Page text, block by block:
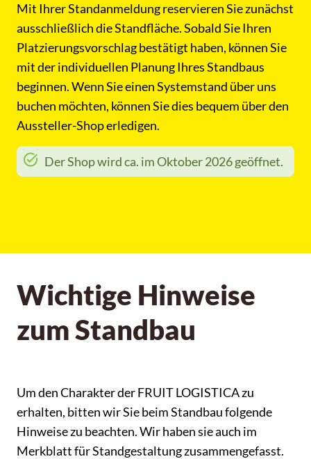
Mit Ihrer Standanmeldung reservieren Sie zunächst
ausschließlich die Standfläche. Sobald Sie Ihren
Platzierungsvorschlag bestätigt haben, können Sie
mit der individuellen Planung Ihres Standbaus
beginnen. Wenn Sie einen Systemstand über uns
buchen möchten, können Sie dies bequem über den
Aussteller-Shop erledigen.
Der Shop wird ca. im Oktober 2026 geöffnet.
Wichtige Hinweise
zum Standbau
Um den Charakter der FRUIT LOGISTICA zu
erhalten, bitten wir Sie beim Standbau folgende
Hinweise zu beachten. Wir haben sie auch im
Merkblatt für Standgestaltung zusammengefasst.